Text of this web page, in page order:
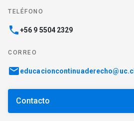
TELÉFONO
phone+56 9 5504 2329
CORREO
emaileducacioncontinuaderecho@uc.cl
Contacto